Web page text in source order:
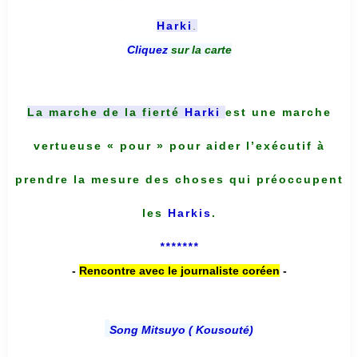
Harki .
Cliquez sur la carte
La marche de la fierté Harki est une marche
vertueuse « pour » pour aider l’exécutif à
prendre la mesure des choses qui préoccupent
les Harkis.
*******
- Rencontre avec le journaliste coréen -
Song Mitsuyo ( Kousouté)